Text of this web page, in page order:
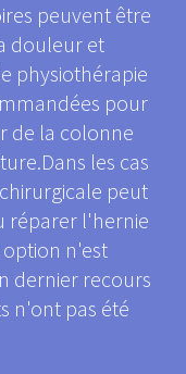
peuvent être
douleur et
physiothérapie
pour
de la colonne
les cas
peut
réparer l'hernie
option n'est
dernier recours
n'ont pas été